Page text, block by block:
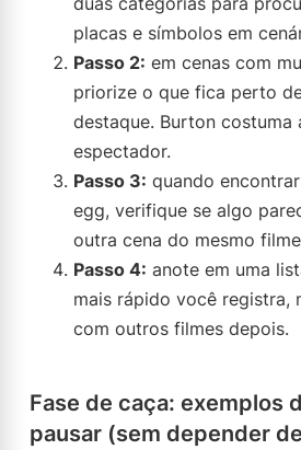
placas e símbolos em
Passo 2: em cenas com
priorize o que fica perto
destaque. Burton costuma
espectador.
Passo 3: quando
egg, verifique se algo
outra cena do mesmo
Passo 4: anote em uma
mais rápido você registra,
com outros filmes depois.
Fase de caça: exemplos
pausar (sem depender